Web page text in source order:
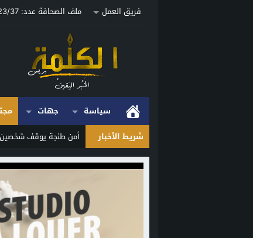
فريق العمل ملف الصحافة عدد: 2023/37 ص
سياسة جهات
شريط الأخبار
أمن طنجة يوقف شخصين
Stop
Next